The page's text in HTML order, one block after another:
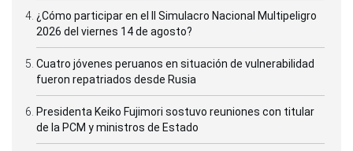
¿Cómo participar en el II Simulacro Nacional Multipeligro
2026 del viernes 14 de agosto?
Cuatro jóvenes peruanos en situación de vulnerabilidad
fueron repatriados desde Rusia
Presidenta Keiko Fujimori sostuvo reuniones con titular
de la PCM y ministros de Estado